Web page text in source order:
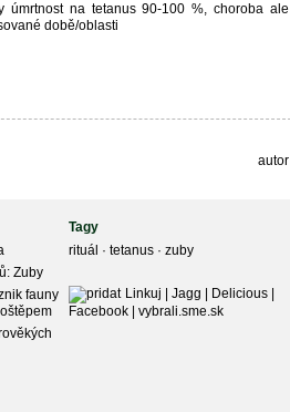
úmrtnost na tetanus 90-100 %, choroba ale
době/oblasti
autor
Zuby
fauny
Tagy
rituál ·tetanus ·zuby
Linkuj Jagg Delicious|
Facebook |vybrali.sme.sk